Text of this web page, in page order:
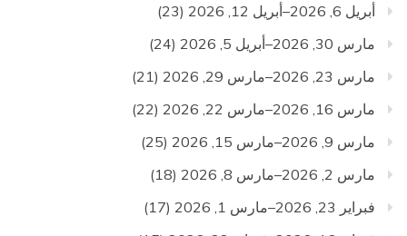
أبريل 6, 2026–أبريل 12, 2026
(23)
مارس 30, 2026–أبريل 5, 2026
(24)
مارس 23, 2026–مارس 29, 2026
(21)
مارس 16, 2026–مارس 22, 2026
(22)
مارس 9, 2026–مارس 15, 2026
(25)
مارس 2, 2026–مارس 8, 2026
(18)
فبراير 23, 2026–مارس 1, 2026
(17)